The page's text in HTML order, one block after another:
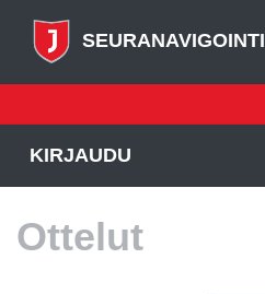
SEURANAVIGOINTI
KIRJAUDU
Ottelut